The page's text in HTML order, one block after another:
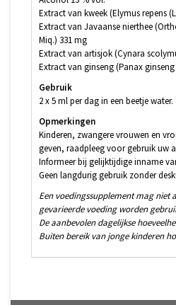
Extract van kweek (Elymus repens
Extract van Javaanse nierthee
Miq.) 331 mg
Extract van artisjok (Cynara
Extract van ginseng (Panax ginseng
Gebruik
2 x 5 ml per dag in een beetje water.
Opmerkingen
Kinderen, zwangere vrouwen en
geven, raadpleeg voor gebruik uw
Informeer bij gelijktijdige inname
Geen langdurig gebruik zonder
Een voedingssupplement mag niet
gevarieerde voeding worden
De aanbevolen dagelijkse
Buiten bereik van jonge kinderen